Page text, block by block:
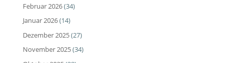
Februar 2026(34)
Januar 2026(14)
Dezember 2025(27)
November 2025(34)